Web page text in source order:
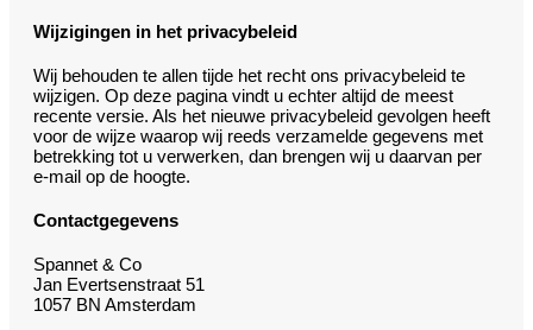
Wijzigingen in het privacybeleid
Wij behouden te allen tijde het recht ons privacybeleid te
wijzigen. Op deze pagina vindt u echter altijd de meest
recente versie. Als het nieuwe privacybeleid gevolgen heeft
voor de wijze waarop wij reeds verzamelde gegevens met
betrekking tot u verwerken, dan brengen wij u daarvan per
e-mail op de hoogte.
Contactgegevens
Spannet & Co
Jan Evertsenstraat 51
1057 BN Amsterdam